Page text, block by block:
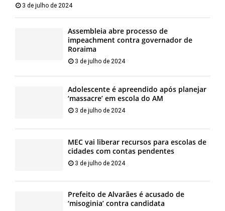
3 de julho de 2024
Assembleia abre processo de
impeachment contra governador de
Roraima
3 de julho de 2024
Adolescente é apreendido após planejar
‘massacre’ em escola do AM
3 de julho de 2024
MEC vai liberar recursos para escolas de
cidades com contas pendentes
3 de julho de 2024
Prefeito de Alvarães é acusado de
‘misoginia’ contra candidata